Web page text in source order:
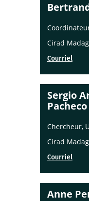
Cirad
Courriel
Sergio
Pacheco
Chercheur,
Cirad
Courriel
Anne